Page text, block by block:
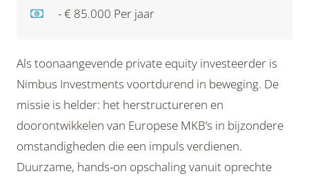
- € 85.000 Per jaar
Als toonaangevende private equity investeerder is
Nimbus Investments voortdurend in beweging. De
missie is helder: het herstructureren en
doorontwikkelen van Europese MKB’s in bijzondere
omstandigheden die een impuls verdienen.
Duurzame, hands-on opschaling vanuit oprechte